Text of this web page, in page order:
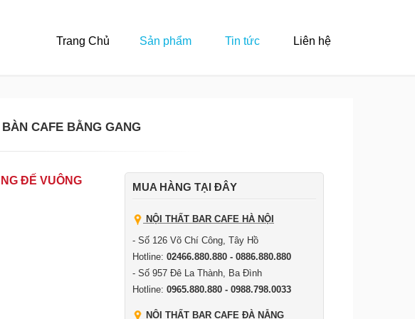
Trang Chủ Sản phẩm Tin tức Liên hệ
CAFE BẰNG GANG
ĐẾ VUÔNG
MUA HÀNG TẠI ĐÂY
NỘI THẤT BAR CAFE HÀ NỘI
- Số 126 Võ Chí Công, Tây Hồ
Hotline: 02466.880.880 - 0886.880.880
- Số 957 Đê La Thành, Ba Đình
Hotline: 0965.880.880 - 0988.798.0033
NỘI THẤT BAR CAFE ĐÀ NẴNG